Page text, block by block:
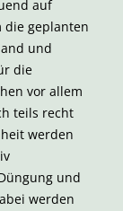
auf
die geplanten
und
die
vor allem
teils recht
werden
und
werden